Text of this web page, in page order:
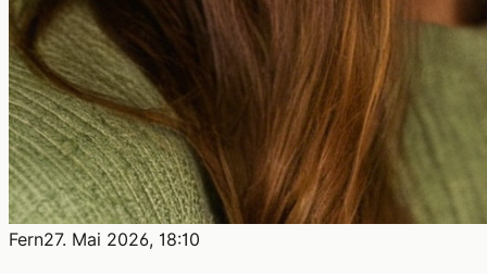
Fern27. Mai 2026, 18:10